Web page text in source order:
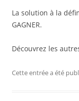
La solution à la
GAGNER.
Découvrez les
Cette entrée a été